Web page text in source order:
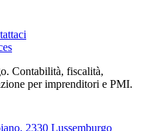
Contabilità, fiscalità,
per imprenditori e PMI.
2330 Lussemburgo